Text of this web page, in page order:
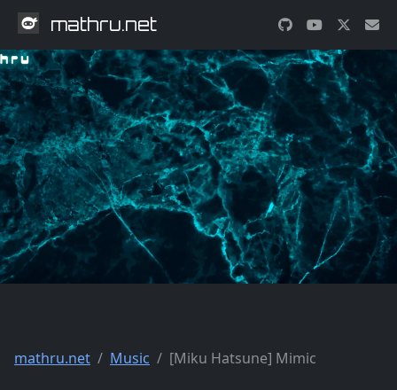
mathru.net
mathru.net Music [Miku Hatsune] Mimic